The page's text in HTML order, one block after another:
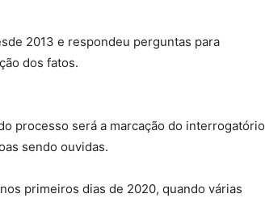
2013 e respondeu perguntas para
dos fatos.
processo será a marcação do interrogatório
sendo ouvidas.
primeiros dias de 2020, quando várias